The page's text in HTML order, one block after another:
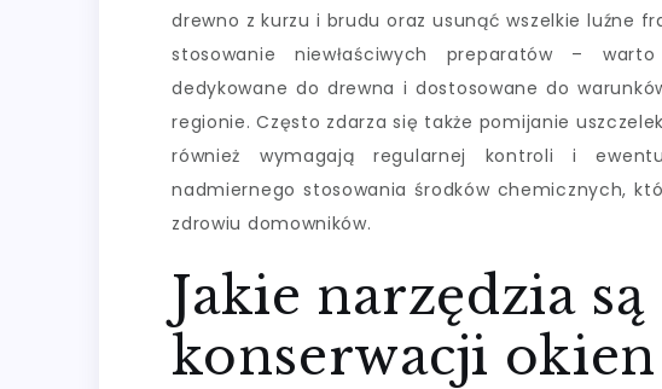
drewno z kurzu i brudu oraz usunąć wszelkie luźne
stosowanie niewłaściwych preparatów –
dedykowane do drewna i dostosowane do
regionie. Często zdarza się także pomijanie
również wymagają regularnej kontroli i
nadmiernego stosowania środków chemicznych,
zdrowiu domowników.
Jakie narzędzia
konserwacji